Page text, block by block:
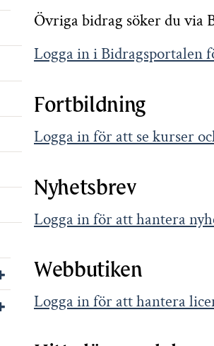
Visa/dölj undersidor till För leverantörer
Visa/dölj undersidor till Kontakta oss
Övriga bidrag söker du via
Logga in i Bidragsportalen
Fortbildning
Logga in för att se kurser
Nyhetsbrev
Logga in för att hantera
Webbutiken
Logga in för att hantera